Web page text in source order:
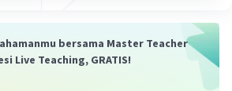
visualisasi, kamu bisa menggunakan
aplikasi yang memungkinkan pembuatan
kamu bisa membuat model fisik
bersama Master Teacher
Live Teaching, GRATIS!